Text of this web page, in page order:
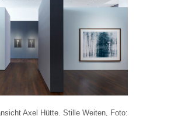
Axel Hütte. Stille Weiten, Foto: